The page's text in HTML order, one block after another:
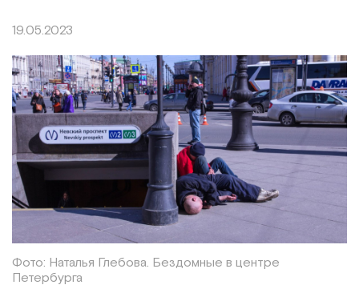
19.05.2023
Фото: Наталья Глебова. Бездомные в центре
Петербурга